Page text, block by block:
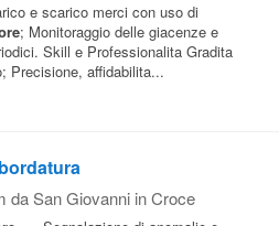
e scarico merci con uso di
; Monitoraggio delle giacenze e
Skill e Professionalita Gradita
Precisione, affidabilita...
da San Giovanni in Croce